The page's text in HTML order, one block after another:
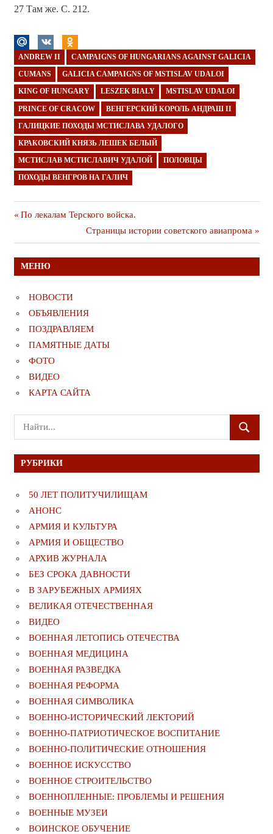
27 Там же. С. 212.
ANDREW II CAMPAIGNS OF HUNGARIANS AGAINST GALICIA
CUMANS GALICIA CAMPAIGNS OF MSTISLAV UDALOI
KING OF HUNGARY LESZEK BIALY MSTISLAV UDALOI
PRINCE OF CRACOW ВЕНГЕРСКИЙ КОРОЛЬ АНДРАШ II
ГАЛИЦКИЕ ПОХОДЫ МСТИСЛАВА УДАЛОГО
КРАКОВСКИЙ КНЯЗЬ ЛЕШЕК БЕЛЫЙ
МСТИСЛАВ МСТИСЛАВИЧ УДАЛОЙ ПОЛОВЦЫ
ПОХОДЫ ВЕНГРОВ НА ГАЛИЧ
Навигация
по
записям
Предыдущая
По лекалам Терского войска.
Следующая
публикация
Страницы истории советского авиапрома
МЕНЮ
НОВОСТИ
ОБЪЯВЛЕНИЯ
ПОЗДРАВЛЯЕМ
ПАМЯТНЫЕ ДАТЫ
ФОТО
ВИДЕО
КАРТА САЙТА
Поиск
для:
ПОИСК
РУБРИКИ
50 ЛЕТ ПОЛИТУЧИЛИЩАМ
АНОНС
АРМИЯ И КУЛЬТУРА
АРМИЯ И ОБЩЕСТВО
АРХИВ ЖУРНАЛА
БЕЗ СРОКА ДАВНОСТИ
В ЗАРУБЕЖНЫХ АРМИЯХ
ВЕЛИКАЯ ОТЕЧЕСТВЕННАЯ
ВИДЕО
ВОЕННАЯ ЛЕТОПИСЬ ОТЕЧЕСТВА
ВОЕННАЯ МЕДИЦИНА
ВОЕННАЯ РАЗВЕДКА
ВОЕННАЯ РЕФОРМА
ВОЕННАЯ СИМВОЛИКА
ВОЕННО-ИСТОРИЧЕСКИЙ ЛЕКТОРИЙ
ВОЕННО-ПАТРИОТИЧЕСКОЕ ВОСПИТАНИЕ
ВОЕННО-ПОЛИТИЧЕСКИE ОТНОШЕНИЯ
ВОЕННОЕ ИСКУССТВО
ВОЕННОЕ СТРОИТЕЛЬСТВО
ВОЕННОПЛЕННЫЕ: ПРОБЛЕМЫ И РЕШЕНИЯ
ВОЕННЫЕ МУЗЕИ
ВОИНСКОЕ ОБУЧЕНИЕ